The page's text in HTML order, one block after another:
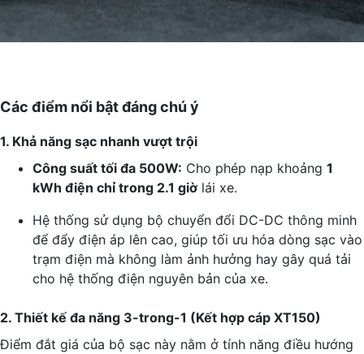
Các điểm nổi bật đáng chú ý
1. Khả năng sạc nhanh vượt trội
Công suất tối đa 500W: Cho phép nạp khoảng 1
kWh điện chỉ trong 2.1 giờ lái xe.
Hệ thống sử dụng bộ chuyển đổi DC-DC thông minh
để đẩy điện áp lên cao, giúp tối ưu hóa dòng sạc vào
trạm điện mà không làm ảnh hưởng hay gây quá tải
cho hệ thống điện nguyên bản của xe.
2. Thiết kế đa năng 3-trong-1 (Kết hợp cáp XT150)
Điểm đắt giá của bộ sạc này nằm ở tính năng điều hướng